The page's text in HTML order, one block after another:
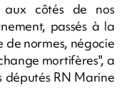
aux côtés de nos
passés à la
de normes, négocie
mortifères", a
députés RN Marine